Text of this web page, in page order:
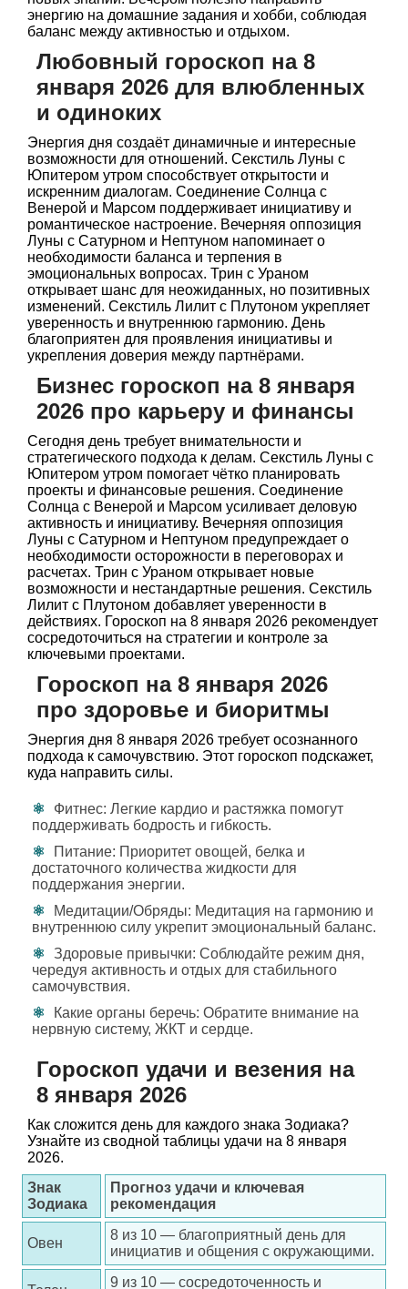
энергию на домашние задания и хобби, соблюдая
баланс между активностью и отдыхом.
Любовный гороскоп на 8
января 2026 для влюбленных
и одиноких
Энергия дня создаёт динамичные и интересные
возможности для отношений. Секстиль Луны с
Юпитером утром способствует открытости и
искренним диалогам. Соединение Солнца с
Венерой и Марсом поддерживает инициативу и
романтическое настроение. Вечерняя оппозиция
Луны с Сатурном и Нептуном напоминает о
необходимости баланса и терпения в
эмоциональных вопросах. Трин с Ураном
открывает шанс для неожиданных, но позитивных
изменений. Секстиль Лилит с Плутоном укрепляет
уверенность и внутреннюю гармонию. День
благоприятен для проявления инициативы и
укрепления доверия между партнёрами.
Бизнес гороскоп на 8 января
2026 про карьеру и финансы
Сегодня день требует внимательности и
стратегического подхода к делам. Секстиль Луны с
Юпитером утром помогает чётко планировать
проекты и финансовые решения. Соединение
Солнца с Венерой и Марсом усиливает деловую
активность и инициативу. Вечерняя оппозиция
Луны с Сатурном и Нептуном предупреждает о
необходимости осторожности в переговорах и
расчетах. Трин с Ураном открывает новые
возможности и нестандартные решения. Секстиль
Лилит с Плутоном добавляет уверенности в
действиях. Гороскоп на 8 января 2026 рекомендует
сосредоточиться на стратегии и контроле за
ключевыми проектами.
Гороскоп на 8 января 2026
про здоровье и биоритмы
Энергия дня 8 января 2026 требует осознанного
подхода к самочувствию. Этот гороскоп подскажет,
куда направить силы.
Фитнес: Легкие кардио и растяжка помогут
поддерживать бодрость и гибкость.
Питание: Приоритет овощей, белка и
достаточного количества жидкости для
поддержания энергии.
Медитации/Обряды: Медитация на гармонию и
внутреннюю силу укрепит эмоциональный баланс.
Здоровые привычки: Соблюдайте режим дня,
чередуя активность и отдых для стабильного
самочувствия.
Какие органы беречь: Обратите внимание на
нервную систему, ЖКТ и сердце.
Гороскоп удачи и везения на
8 января 2026
Как сложится день для каждого знака Зодиака?
Узнайте из сводной таблицы удачи на 8 января
2026.
Знак
Зодиака
Прогноз удачи и ключевая
рекомендация
Овен
8 из 10 — благоприятный день для
инициатив и общения с окружающими.
9 из 10 — сосредоточенность и